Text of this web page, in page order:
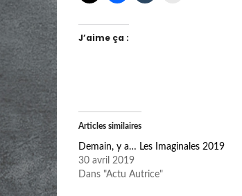
J’aime ça :
Articles similaires
Demain, y a… Les Imaginales 2019
30 avril 2019
Dans "Actu Autrice"